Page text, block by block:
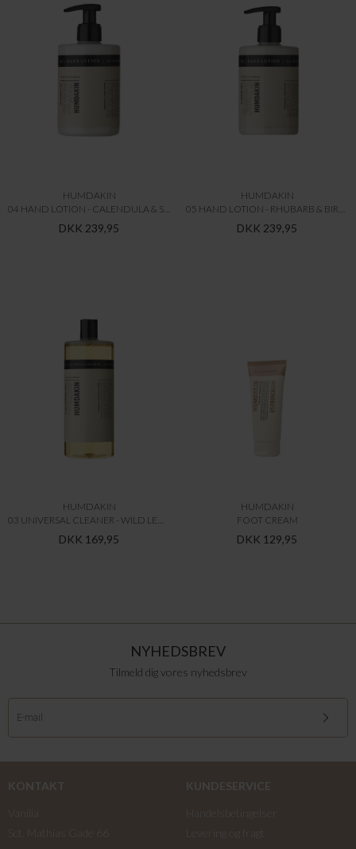
HUMDAKIN
DKK 239,95
HUMDAKIN
DKK 239,95
HUMDAKIN
03 UNIVERSAL CLEANER - WILD LEMONGRASS & NETTLE
DKK 169,95
HUMDAKIN
FOOT CREAM
DKK 129,95
NYHEDSBREV
Tilmeld dig vores nyhedsbrev
KONTAKT
KUNDESERVICE